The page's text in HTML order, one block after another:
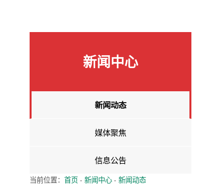
新闻中心
新闻动态
媒体聚焦
信息公告
当前位置： 首页- 新闻中心- 新闻动态